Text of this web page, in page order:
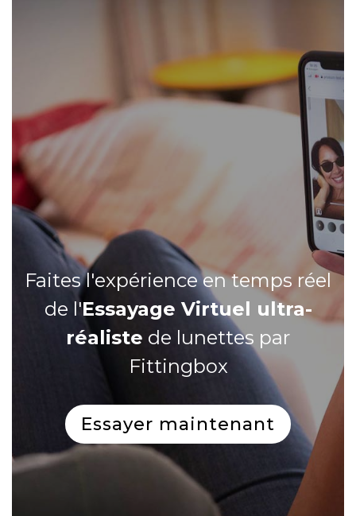
Faites l'expérience en temps réel
de l'Essayage Virtuel ultra-
réaliste de lunettes par
Fittingbox
Essayer maintenant